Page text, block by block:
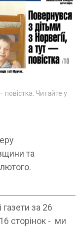
повістка. Читайте у
та
за 26
сторінок - ми